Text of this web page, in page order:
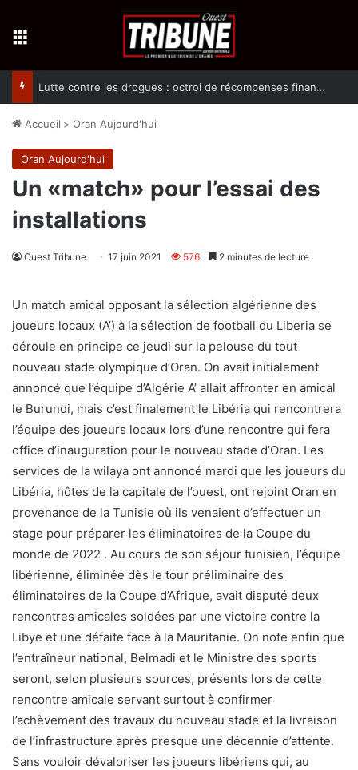
Lutte contre les drogues : octroi de récompenses financières aux dénonciateurs de trafiquants
Accueil > Oran Aujourd'hui
Oran Aujourd'hui
Un «match» pour l’essai des
installations
Ouest Tribune 17 juin 2021 576 2 minutes de lecture
Un match amical opposant la sélection algérienne des
joueurs locaux (A’) à la sélection de football du Liberia se
déroule en principe ce jeudi sur la pelouse du tout
nouveau stade olympique d’Oran. On avait initialement
annoncé que l’équipe d’Algérie A’ allait affronter en amical
le Burundi, mais c’est finalement le Libéria qui rencontrera
l’équipe des joueurs locaux lors d’une rencontre qui fera
office d’inauguration pour le nouveau stade d’Oran. Les
services de la wilaya ont annoncé mardi que les joueurs du
Libéria, hôtes de la capitale de l’ouest, ont rejoint Oran en
provenance de la Tunisie où ils venaient d’effectuer un
stage pour préparer les éliminatoires de la Coupe du
monde de 2022 . Au cours de son séjour tunisien, l’équipe
libérienne, éliminée dès le tour préliminaire des
éliminatoires de la Coupe d’Afrique, avait disputé deux
rencontres amicales soldées par une victoire contre la
Libye et une défaite face à la Mauritanie. On note enfin que
l’entraîneur national, Belmadi et le Ministre des sports
seront, selon plusieurs sources, présents lors de cette
rencontre amicale servant surtout à confirmer
l’achèvement des travaux du nouveau stade et la livraison
de l’infrastructure après presque une décennie d’attente.
Sans vouloir dévaloriser les joueurs libériens qui, au